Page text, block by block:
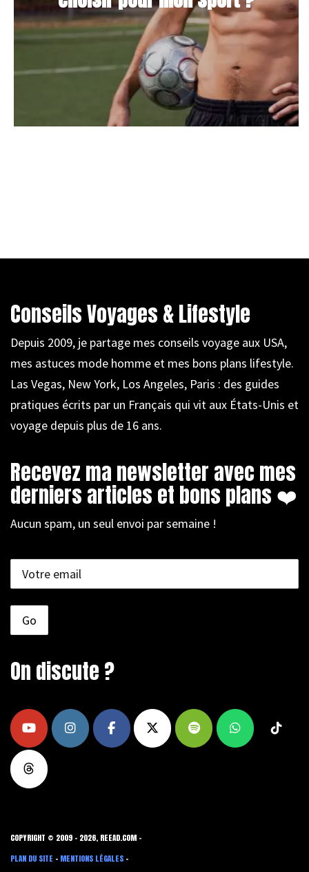
Conseils Voyages & Lifestyle
Depuis 2009, je partage mes conseils voyage aux USA,
mes astuces mode homme et mes bons plans lifestyle.
Las Vegas, New York, Los Angeles, Paris : des guides
pratiques écrits par un Français qui vit aux États-Unis et
voyage depuis plus de 16 ans.
Recevez ma newsletter avec mes
derniers articles et bons plans ❤️
Aucun spam, un seul envoi par semaine !
On discute ?
COPYRIGHT © 2009 - 2026, REEAD.COM -
PLAN DU SITE - MENTIONS LÉGALES -